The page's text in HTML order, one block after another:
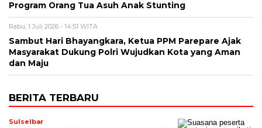
Program Orang Tua Asuh Anak Stunting
Rabu, 1 Juli 2026 - 14:51 WITA
Sambut Hari Bhayangkara, Ketua PPM Parepare Ajak
Masyarakat Dukung Polri Wujudkan Kota yang Aman
dan Maju
BERITA TERBARU
Sulselbar